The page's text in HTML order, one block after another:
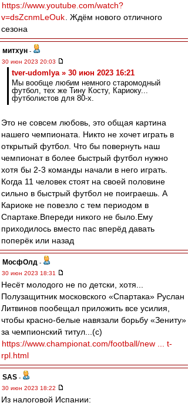
https://www.youtube.com/watch?
v=dsZcnmLeOuk . Ждём нового отличного
сезона
митхун -
30 июн 2023 20:03
tver-udomlya » 30 июн 2023 16:21
Мы вообще любим немного старомодный
футбол, тех же Тину Косту, Кариоку...
футболистов для 80-х.
Это не совсем любовь, это общая картина
нашего чемпионата. Никто не хочет играть в
открытый футбол. Что бы повернуть наш
чемпионат в более быстрый футбол нужно
хотя бы 2-3 команды начали в него играть.
Когда 11 человек стоят на своей половине
сильно в быстрый футбол не поиграешь. А
Кариоке не повезло с тем периодом в
Спартаке.Впереди никого не было.Ему
приходилось вместо пас вперёд давать
поперёк или назад
МосфОлд -
30 июн 2023 18:31
Несёт молодого не по детски, хотя...
Полузащитник московского «Спартака» Руслан
Литвинов пообещал приложить все усилия,
чтобы красно-белые навязали борьбу «Зениту»
за чемпионский титул...(с)
https://www.championat.com/football/new ... t-
rpl.html
SAS -
30 июн 2023 18:22
Из налоговой Испании: